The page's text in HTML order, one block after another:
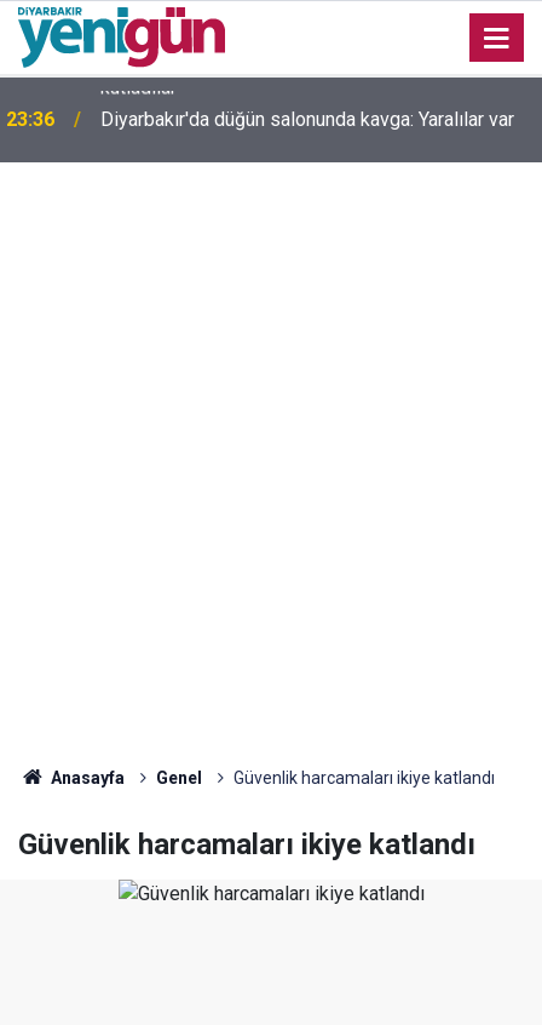
23:36 Diyarbakır'da düğün salonunda kavga: Yaralılar var
Anasayfa Genel Güvenlik harcamaları ikiye katlandı
Güvenlik harcamaları ikiye katlandı